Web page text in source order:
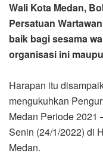
Wali Kota Medan,
Persatuan
baik bagi sesama
organisasi ini
Harapan itu
mengukuhkan
Medan Periode 2021
Senin (24/1/2022) di
Medan.